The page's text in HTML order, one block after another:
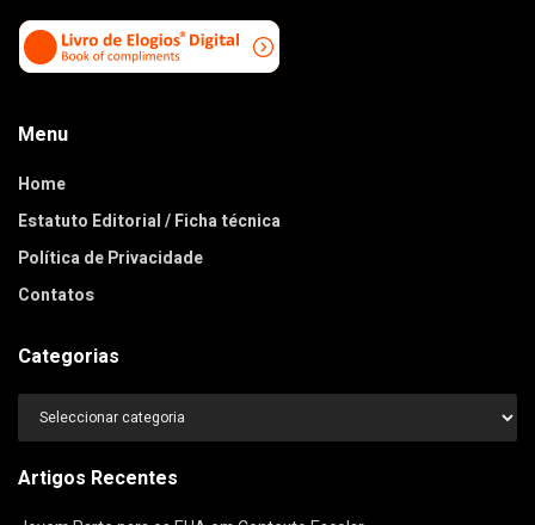
Menu
Home
Estatuto Editorial / Ficha técnica
Política de Privacidade
Contatos
Categorias
Categorias
Artigos Recentes